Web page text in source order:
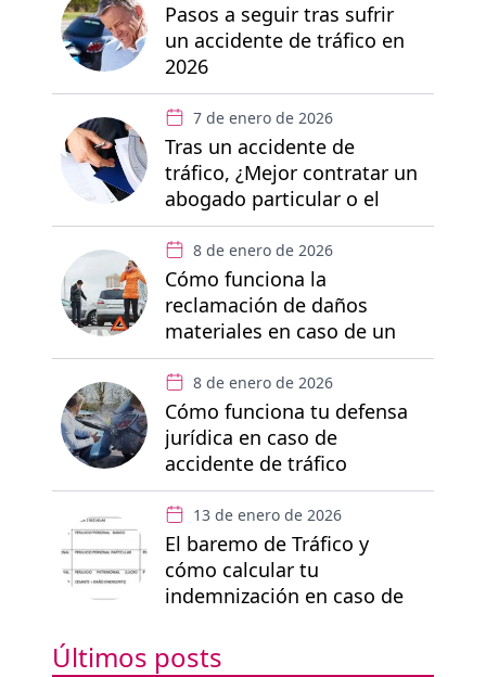
Pasos a seguir tras sufrir
un accidente de tráfico en
2026
7 de enero de 2026
Tras un accidente de
tráfico, ¿Mejor contratar un
abogado particular o el
abogado del seguro?
8 de enero de 2026
Cómo funciona la
reclamación de daños
materiales en caso de un
accidente de tráfico
8 de enero de 2026
Cómo funciona tu defensa
jurídica en caso de
accidente de tráfico
13 de enero de 2026
El baremo de Tráfico y
cómo calcular tu
indemnización en caso de
Últimos posts